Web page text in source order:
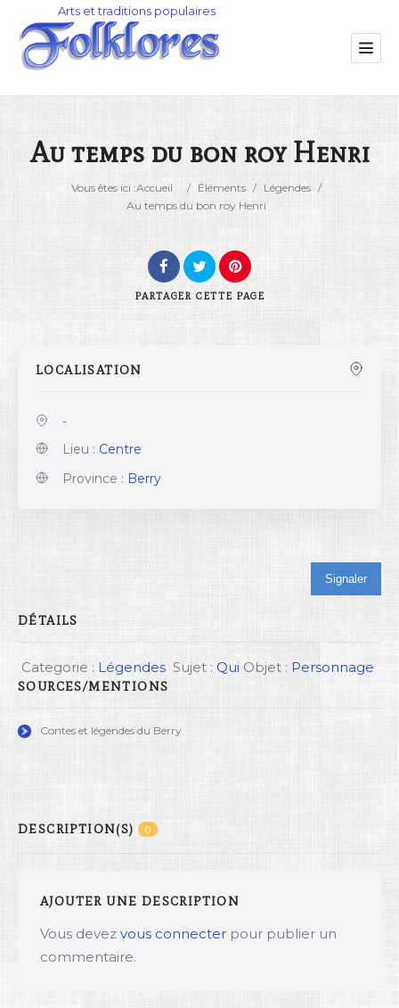
Catégorie
Au temps du bon roy Henri
Vous êtes ici :Accueil / Éléments / Légendes /
Au temps du bon roy Henri
PARTAGER CETTE PAGE
LOCALISATION
-
Lieu : Centre
Province : Berry
Signaler
DÉTAILS
Categorie : Légendes Sujet : Qui Objet : Personnage
SOURCES/MENTIONS
Contes et légendes du Berry
DESCRIPTION(S) 0
AJOUTER UNE DESCRIPTION
Vous devez vous connecter pour publier un
commentaire.